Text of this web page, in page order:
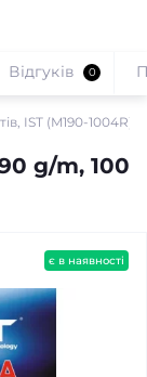
IST (M190-1004R)
g/m, 100
Відгуків 0
є в наявності